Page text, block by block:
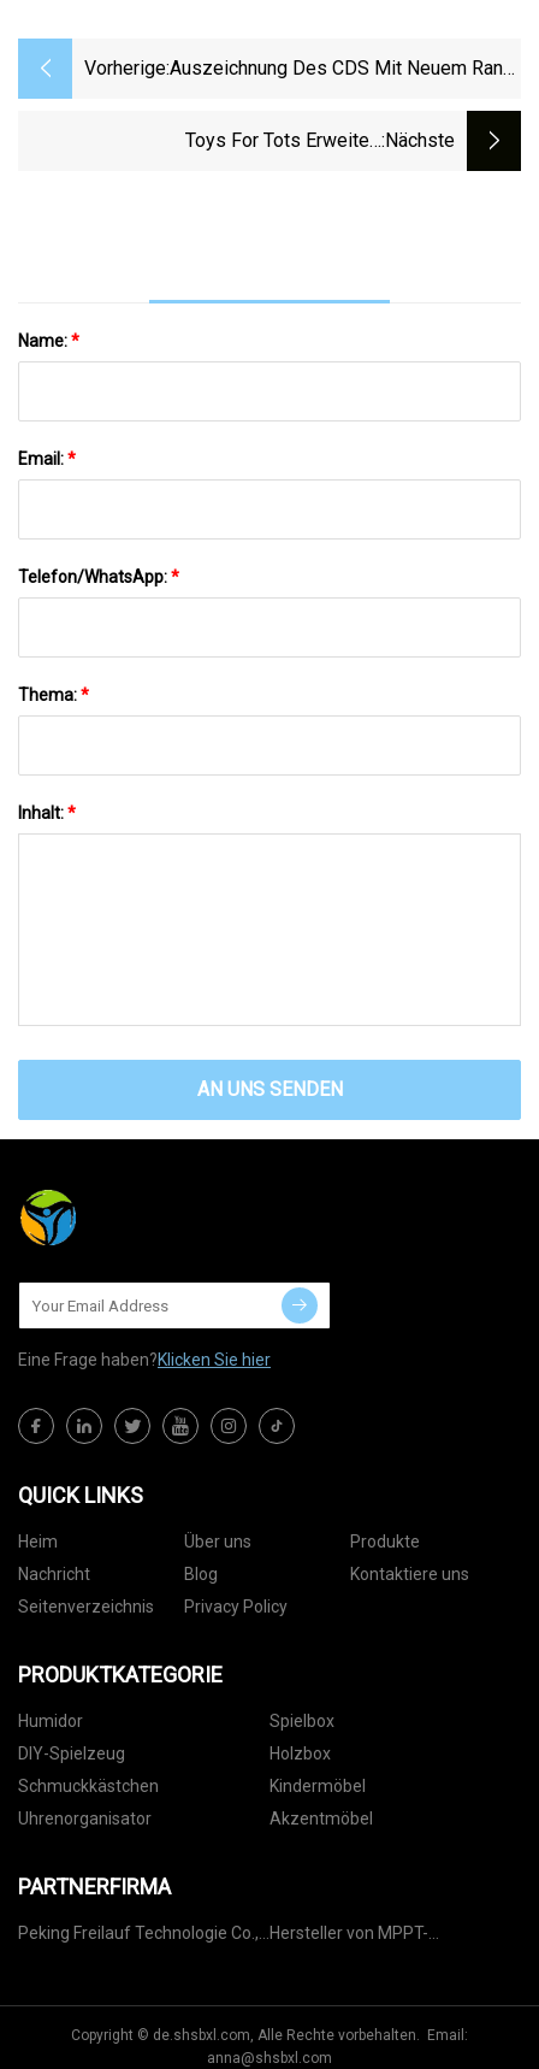
Vorherige:Auszeichnung Des CDS Mit Neuem Rang
Toys For Tots Erweitert:nächste
Name:*
Email:*
Telefon/WhatsApp:*
Thema:*
Inhalt:*
AN UNS SENDEN
Eine Frage haben?Klicken Sie hier
QUICK LINKS
Heim Über uns
Produkte
Nachricht
Blog
Kontaktiere uns
Seitenverzeichnis
Privacy Policy
PRODUKTKATEGORIE
Humidor
Spielbox
DIY-Spielzeug
Holzbox
Schmuckkästchen
Kindermöbel
Uhrenorganisator
Akzentmöbel
PARTNERFIRMA
Peking Freilauf Technologie Co.,
Hersteller von MPPT-
Copyright © de.shsbxl.com, Alle Rechte vorbehalten. Email:
anna@shsbxl.com